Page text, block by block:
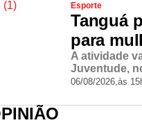
Esporte
Tanguá
para
A atividade
Juventude,
06/08/2026,às